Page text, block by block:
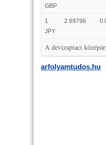
GBP
1
JPY
2.69796
A devizapiaci
arfolyamtudos.hu